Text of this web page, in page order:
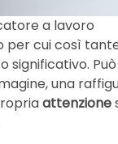
a lavoro
per cui così
significativo.
una
attenzione